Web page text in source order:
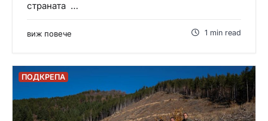
страната …
виж повече 1 min read
ПОДКРЕПА